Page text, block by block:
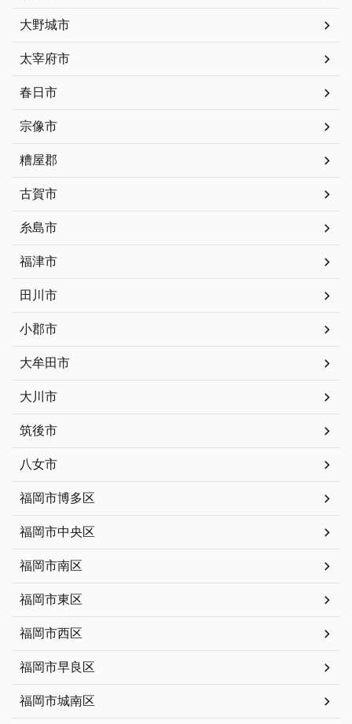
大野城市
太宰府市
春日市
宗像市
糟屋郡
古賀市
糸島市
福津市
田川市
小郡市
大牟田市
大川市
筑後市
八女市
福岡市博多区
福岡市中央区
福岡市南区
福岡市東区
福岡市西区
福岡市早良区
福岡市城南区